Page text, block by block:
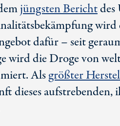
jüngsten Berichtdes
wird
dafür – seit
wird die Droge von
Alsgrößter
dieses aufstrebenden,